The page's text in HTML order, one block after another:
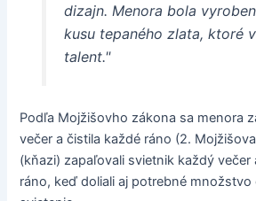
dizajn. Menora bola
kusu tepaného zlata, ktoré
talent."
Podľa Mojžišovho zákona sa menora
večer a čistila každé ráno (2.
(kňazi) zapaľovali svietnik každý večer
ráno, keď doliali aj potrebné množstvo